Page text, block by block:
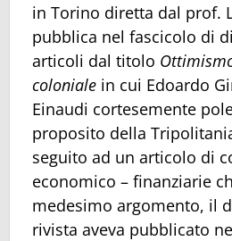
in Torino diretta dal prof.
pubblica nel fascicolo di
articoli dal titolo
coloniale in cui Edoardo
Einaudi cortesemente
proposito della
seguito ad un articolo di
economico – finanziarie
medesimo argomento, il
rivista aveva pubblicato